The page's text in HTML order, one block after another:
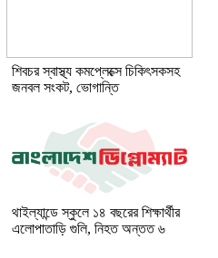
শিবচর স্বাস্থ্য কমপ্লেক্সে চিকিৎসকসহ
জনবল সংকট, ভোগান্তি
থাইল্যান্ডে স্কুলে ১৪ বছরের শিক্ষার্থীর
এলোপাতাড়ি গুলি, নিহত অন্তত ৬